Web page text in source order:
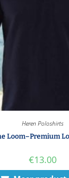
Heren Poloshirts
Loom–Premium
€13.00